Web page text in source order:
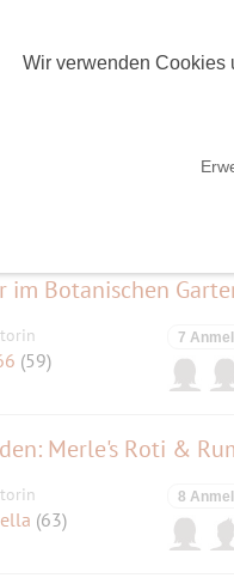
Wir verwenden Cookies
am
im Botanischen
(59)
7
Merle's Roti &
(63)
8